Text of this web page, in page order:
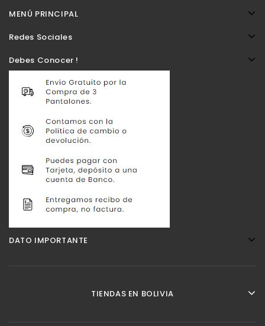
MENÚ PRINCIPAL
Redes Sociales
Debes Conocer !
DATO IMPORTANTE
TIENDAS EN BOLIVIA